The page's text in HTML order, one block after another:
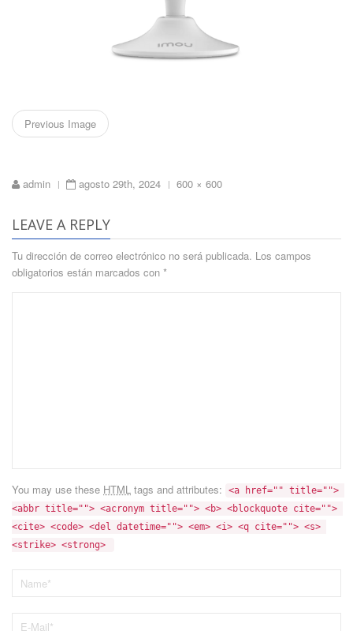
Previous Image
admin | agosto 29th, 2024 |
Full
600 × 600
LEAVE A REPLY
Tu dirección de correo electrónico no será publicada. Los campos
obligatorios están marcados con *
You may use these HTML tags and attributes:
<a href="" title="">
<abbr title=""> <acronym title=""> <b> <blockquote cite="">
<cite> <code> <del datetime=""> <em> <i> <q cite=""> <s>
<strike> <strong>